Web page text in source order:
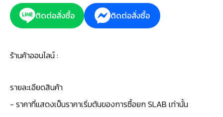
ติดต่อสั่งซื้อ
ติดต่อสั่งซื้อ
ร้านค้าออนไลน์ :
รายละเอียดสินค้า
- ราคาที่แสดงเป็นราคาเริ่มต้นของการซื้อยก SLAB เท่านั้น